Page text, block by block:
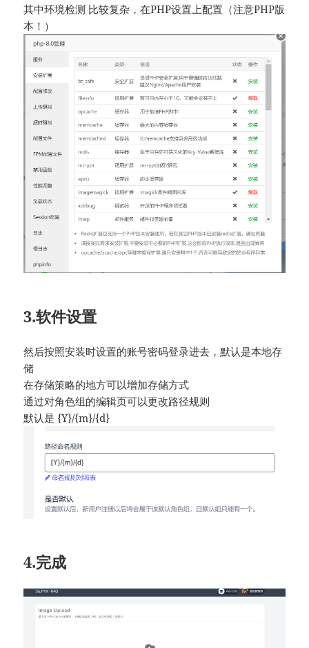
其中环境检测 比较复杂，在PHP设置上配置（注意PHP版
本！）
3.软件设置
然后按照安装时设置的账号密码登录进去，默认是本地存
储
在存储策略的地方可以增加存储方式
通过对角色组的编辑页可以更改路径规则
默认是 {Y}/{m}/{d}
4.完成